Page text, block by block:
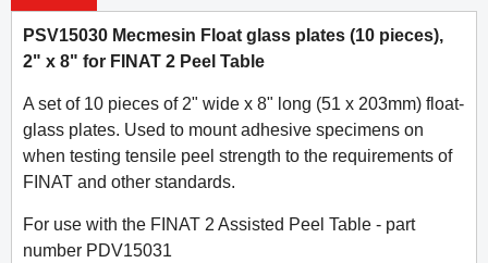
PSV15030 Mecmesin Float glass plates (10 pieces),
2" x 8" for FINAT 2 Peel Table
A set of 10 pieces of 2" wide x 8" long (51 x 203mm) float-
glass plates. Used to mount adhesive specimens on
when testing tensile peel strength to the requirements of
FINAT and other standards.
For use with the FINAT 2 Assisted Peel Table - part
number PDV15031